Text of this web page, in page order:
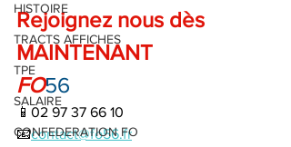
HISTOIRE
TRACTS AFFICHES
TPE
SALAIRE
CONFEDERATION FO
Rejoignez nous dès
MAINTENANT
FO56
📱02 97 37 66 10
📧contact@fo56.fr